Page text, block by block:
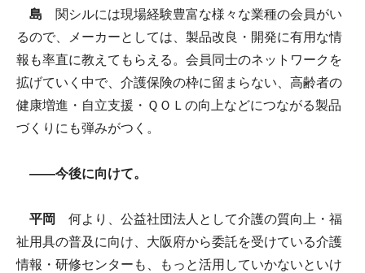
島 関シルには現場経験豊富な様々な業種の会員がい
るので、メーカーとしては、製品改良・開発に有用な情
報も率直に教えてもらえる。会員同士のネットワークを
拡げていく中で、介護保険の枠に留まらない、高齢者の
健康増進・自立支援・ＱＯＬの向上などにつながる製品
づくりにも弾みがつく。
――今後に向けて。
平岡
何より、公益社団法人として介護の質向上・福
祉用具の普及に向け、大阪府から委託を受けている介護
情報・研修センターも、もっと活用していかないといけ